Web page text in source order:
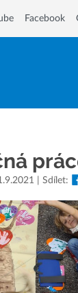
Facebook
| Sdílet: